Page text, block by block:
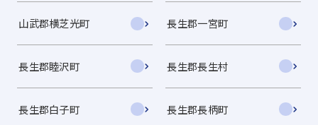
山武郡横芝光町 長生郡一宮町
長生郡睦沢町 長生郡長生村
長生郡白子町 長生郡長柄町